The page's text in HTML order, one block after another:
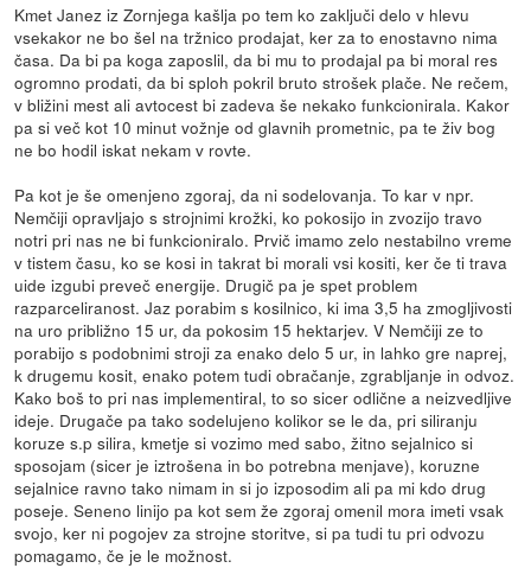
Kmet Janez iz Zornjega kašlja po tem ko zaključi delo v hlevu
vsekakor ne bo šel na tržnico prodajat, ker za to enostavno nima
časa. Da bi pa koga zaposlil, da bi mu to prodajal pa bi moral res
ogromno prodati, da bi sploh pokril bruto strošek plače. Ne rečem,
v bližini mest ali avtocest bi zadeva še nekako funkcionirala. Kakor
pa si več kot 10 minut vožnje od glavnih prometnic, pa te živ bog
ne bo hodil iskat nekam v rovte.
Pa kot je še omenjeno zgoraj, da ni sodelovanja. To kar v npr.
Nemčiji opravljajo s strojnimi krožki, ko pokosijo in zvozijo travo
notri pri nas ne bi funkcioniralo. Prvič imamo zelo nestabilno vreme
v tistem času, ko se kosi in takrat bi morali vsi kositi, ker če ti trava
uide izgubi preveč energije. Drugič pa je spet problem
razparceliranost. Jaz porabim s kosilnico, ki ima 3,5 ha zmogljivosti
na uro približno 15 ur, da pokosim 15 hektarjev. V Nemčiji ze to
porabijo s podobnimi stroji za enako delo 5 ur, in lahko gre naprej,
k drugemu kosit, enako potem tudi obračanje, zgrabljanje in odvoz.
Kako boš to pri nas implementiral, to so sicer odlične a neizvedljive
ideje. Drugače pa tako sodelujeno kolikor se le da, pri siliranju
koruze s.p silira, kmetje si vozimo med sabo, žitno sejalnico si
sposojam (sicer je iztrošena in bo potrebna menjave), koruzne
sejalnice ravno tako nimam in si jo izposodim ali pa mi kdo drug
poseje. Seneno linijo pa kot sem že zgoraj omenil mora imeti vsak
svojo, ker ni pogojev za strojne storitve, si pa tudi tu pri odvozu
pomagamo, če je le možnost.